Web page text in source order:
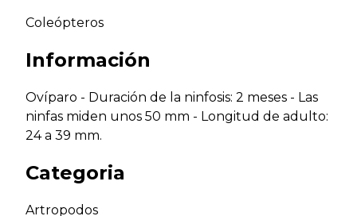
Coleópteros
Información
Ovíparo - Duración de la ninfosis: 2 meses - Las
ninfas miden unos 50 mm - Longitud de adulto:
24 a 39 mm.
Categoria
Artropodos